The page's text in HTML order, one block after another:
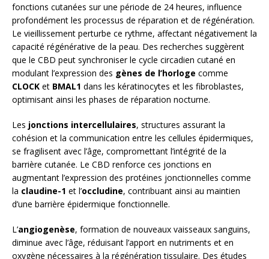
fonctions cutanées sur une période de 24 heures, influence
profondément les processus de réparation et de régénération.
Le vieillissement perturbe ce rythme, affectant négativement la
capacité régénérative de la peau. Des recherches suggèrent
que le CBD peut synchroniser le cycle circadien cutané en
modulant l’expression des gènes de l’horloge comme
CLOCK et BMAL1 dans les kératinocytes et les fibroblastes,
optimisant ainsi les phases de réparation nocturne.
Les jonctions intercellulaires, structures assurant la
cohésion et la communication entre les cellules épidermiques,
se fragilisent avec l’âge, compromettant l’intégrité de la
barrière cutanée. Le CBD renforce ces jonctions en
augmentant l’expression des protéines jonctionnelles comme
la claudine-1 et l’occludine, contribuant ainsi au maintien
d’une barrière épidermique fonctionnelle.
L’angiogenèse, formation de nouveaux vaisseaux sanguins,
diminue avec l’âge, réduisant l’apport en nutriments et en
oxygène nécessaires à la régénération tissulaire. Des études